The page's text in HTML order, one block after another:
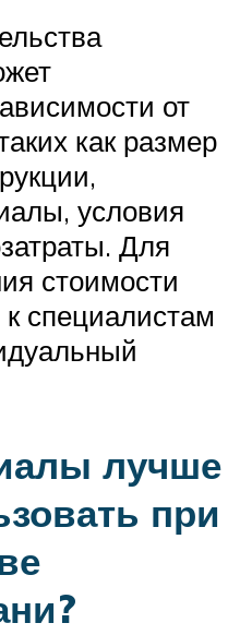
от
как размер
условия
Для
стоимости
специалистам
лучше
при